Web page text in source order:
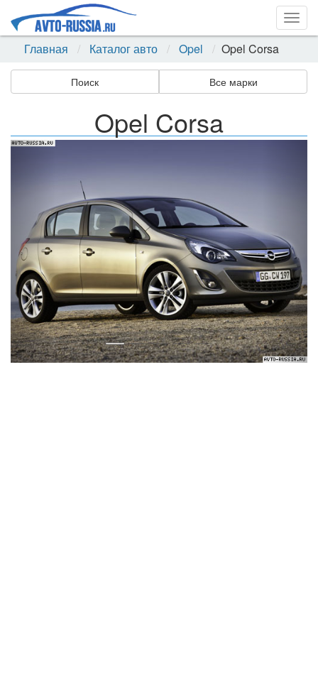
Главная
Каталог авто Opel Opel Corsa
Поиск Все марки
Opel Corsa
Назад